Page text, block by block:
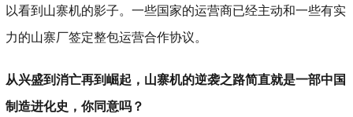
以看到山寨机的影子。一些国家的运营商已经主动和一些有实
力的山寨厂签定整包运营合作协议。
从兴盛到消亡再到崛起，山寨机的逆袭之路简直就是一部中国
制造进化史，你同意吗？